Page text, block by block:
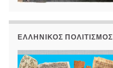
ΕΛΛΗΝΙΚΌΣ ΠΟΛΙΤΙΣΜΌΣ